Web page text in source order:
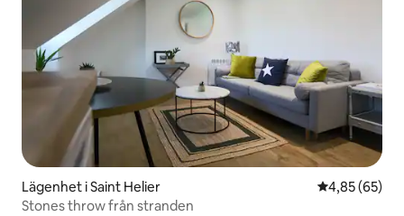
Lägenhet i Saint Helier 4,85 av 5 i
4,85 (65)
Stones throw från stranden